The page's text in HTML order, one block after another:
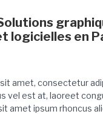
logicielles en
amet, consectetur
vel est at, laoreet
amet ipsum rhoncus